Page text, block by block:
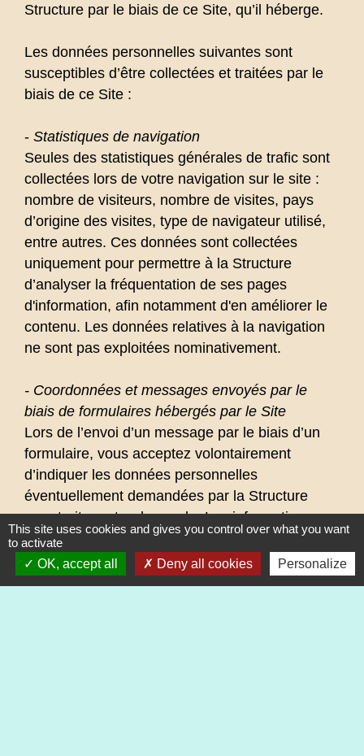
Structure par le biais de ce Site, qu’il héberge.
Les données personnelles suivantes sont
susceptibles d’être collectées et traitées par le
biais de ce Site :
- Statistiques de navigation
Seules des statistiques générales de trafic sont
collectées lors de votre navigation sur le site :
nombre de visiteurs, nombre de visites, pays
d’origine des visites, type de navigateur utilisé,
entre autres. Ces données sont collectées
uniquement pour permettre à la Structure
d’analyser la fréquentation de ses pages
d'information, afin notamment d'en améliorer le
contenu. Les données relatives à la navigation
ne sont pas exploitées nominativement.
- Coordonnées et messages envoyés par le
biais de formulaires hébergés par le Site
Lors de l’envoi d’un message par le biais d’un
formulaire, vous acceptez volontairement
d’indiquer les données personnelles
éventuellement demandées par la Structure
pour traiter votre demande. Les informations
ainsi recueillies ne servent qu’à traiter votre
demande. Ces informations collectées ne feront
l’objet d’aucune cession à des tiers ni d’aucun
This site uses cookies and gives you control over what you want
to activate
OK, accept all
Deny all cookies Personalize